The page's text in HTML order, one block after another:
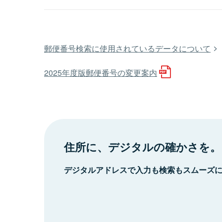
郵便番号検索に使用されているデータについて
2025年度版郵便番号の変更案内
住所に、デジタルの確かさを。
デジタルアドレスで入力も検索もスムーズ